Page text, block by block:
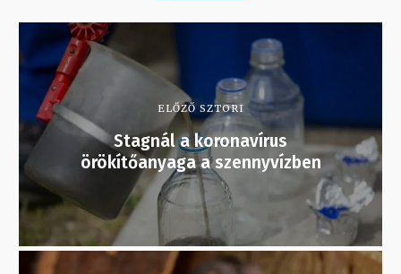
ELŐZŐ SZTORI
Stagnál a koronavírus
örökítőanyaga a szennyvízben